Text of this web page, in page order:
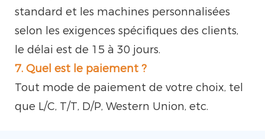
standard et les machines personnalisées
selon les exigences spécifiques des clients,
le délai est de 15 à 30 jours.
7. Quel est le paiement ?
Tout mode de paiement de votre choix, tel
que L/C, T/T, D/P, Western Union, etc.